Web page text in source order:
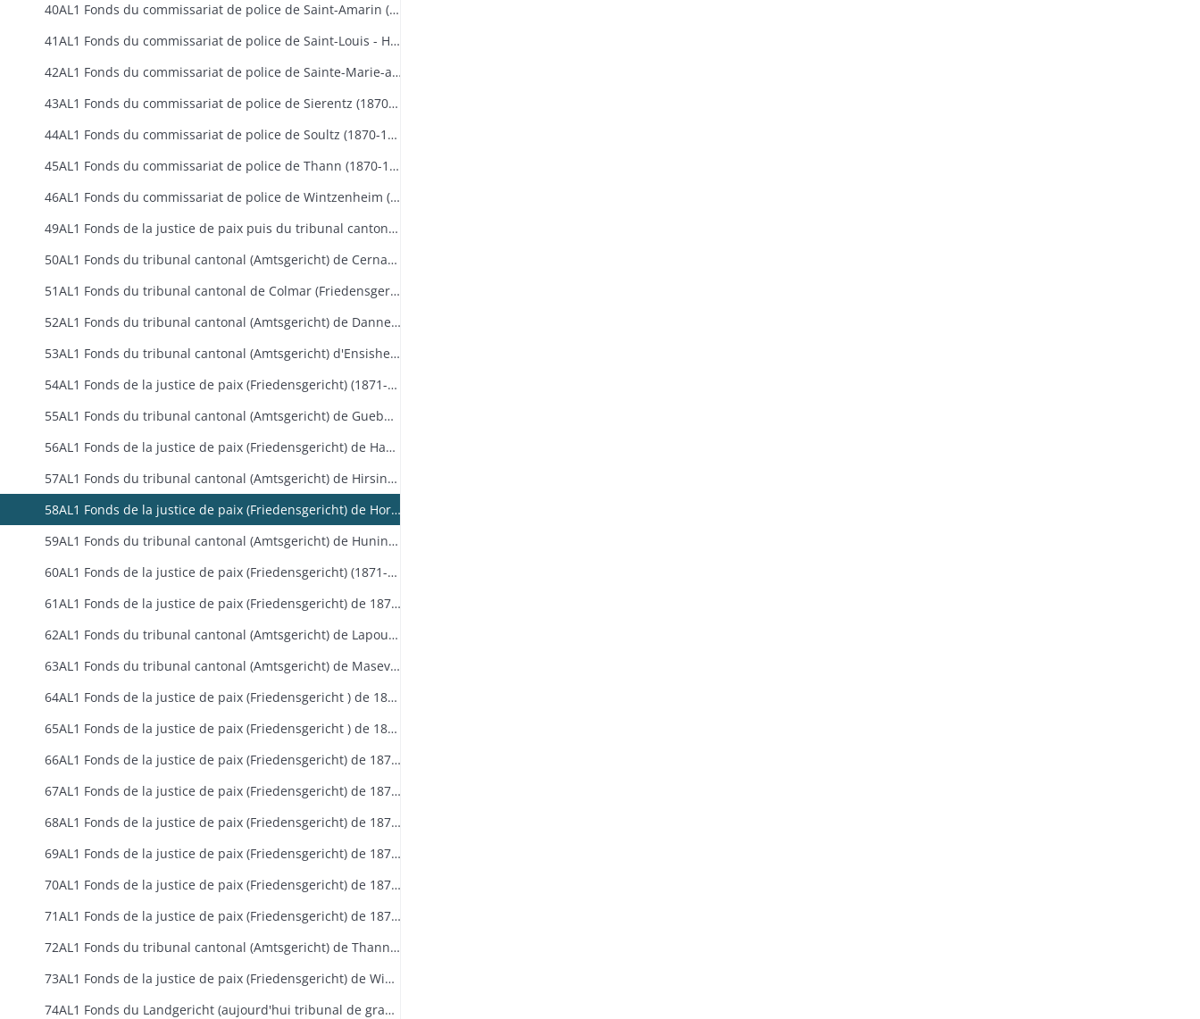
40AL1 Fonds du commissariat de police de Saint-Amarin (1870-1896)
41AL1 Fonds du commissariat de police de Saint-Louis - Huningue (1870-1918)
42AL1 Fonds du commissariat de police de Sainte-Marie-aux-Mines (1870-1918)
43AL1 Fonds du commissariat de police de Sierentz (1870-1880)
44AL1 Fonds du commissariat de police de Soultz (1870-1880)
45AL1 Fonds du commissariat de police de Thann (1870-1907)
46AL1 Fonds du commissariat de police de Wintzenheim (1870-1871)
49AL1 Fonds de la justice de paix puis du tribunal cantonal d'Altkirch (Friedensgericht de 1871 à 1879 puis Amtsgericht de 1879 à 1918)
50AL1 Fonds du tribunal cantonal (Amtsgericht) de Cernay (1879-1918)
51AL1 Fonds du tribunal cantonal de Colmar (Friedensgericht de 1871 à 1879 puis Amtsgericht de 1879 à 1918) de 1871 à 1918
52AL1 Fonds du tribunal cantonal (Amtsgericht) de Dannemarie (1879-1914)
53AL1 Fonds du tribunal cantonal (Amtsgericht) d'Ensisheim (1879-1918)
54AL1 Fonds de la justice de paix (Friedensgericht) (1871-1879) puis du tribunal cantonal (Amtsgericht) de Ferrette (1879-1918)
55AL1 Fonds du tribunal cantonal (Amtsgericht) de Guebwiller (1879-1918)
56AL1 Fonds de la justice de paix (Friedensgericht) de Habsheim (1871-1879)
57AL1 Fonds du tribunal cantonal (Amtsgericht) de Hirsingue (1879-1918)
58AL1 Fonds de la justice de paix (Friedensgericht) de Horbourg (1871-1879)
59AL1 Fonds du tribunal cantonal (Amtsgericht) de Huningue (1879-1918)
60AL1 Fonds de la justice de paix (Friedensgericht) (1871-1879) puis tribunal cantonal (Amtsgericht) de Kaysersberg (1879-1918)
61AL1 Fonds de la justice de paix (Friedensgericht) de 1871 à 1879 puis du tribunal cantonal (Amtsgericht) de Landser-Sierentz (1879-1918)
62AL1 Fonds du tribunal cantonal (Amtsgericht) de Lapoutroie (1879-1918)
63AL1 Fonds du tribunal cantonal (Amtsgericht) de Masevaux (1879-1914)
64AL1 Fonds de la justice de paix (Friedensgericht ) de 1871 à 1879 puis du tribunal cantonal (Amtsgericht) de Mulhouse de 1879 à 1918
65AL1 Fonds de la justice de paix (Friedensgericht ) de 1871 à 1879 puis du tribunal cantonal (Amtsgericht) de Munster de 1879 à 1918
66AL1 Fonds de la justice de paix (Friedensgericht) de 1871 à 1879 puis du tribunal cantonal (Amtsgericht) de Neuf-Brisach (1879-1918)
67AL1 Fonds de la justice de paix (Friedensgericht) de 1871 à 1879 puis du tribunal cantonal (Amtsgericht) de Ribeauvillé de 1879 à 1918
68AL1 Fonds de la justice de paix (Friedensgericht) de 1871 à 1879 puis du tribunal cantonal (Amtsgericht) de Rouffach de 1879 à 1918
69AL1 Fonds de la justice de paix (Friedensgericht) de 1871 à 1879 puis du tribunal cantonal (Amtsgericht) de Saint-Amarin de 1879 à1914
70AL1 Fonds de la justice de paix (Friedensgericht) de 1871 à 1879 puis du tribunal cantonal (Amtsgericht) de Sainte-Marie-aux-Mines de 1879 à 1918
71AL1 Fonds de la justice de paix (Friedensgericht) de 1871 à 1879 puis du tribunal cantonal (Amtsgericht) de Soultz de 1879 à 1918
72AL1 Fonds du tribunal cantonal (Amtsgericht) de Thann (1879-1914)
73AL1 Fonds de la justice de paix (Friedensgericht) de Wintzenheim (1871-1879)
74AL1 Fonds du Landgericht (aujourd'hui tribunal de grande instance) de Colmar 1871-1918